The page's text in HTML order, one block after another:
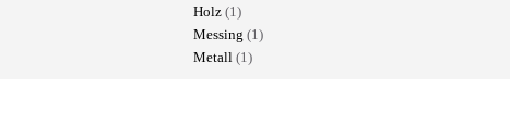
Holz (1)
Messing (1)
Metall (1)